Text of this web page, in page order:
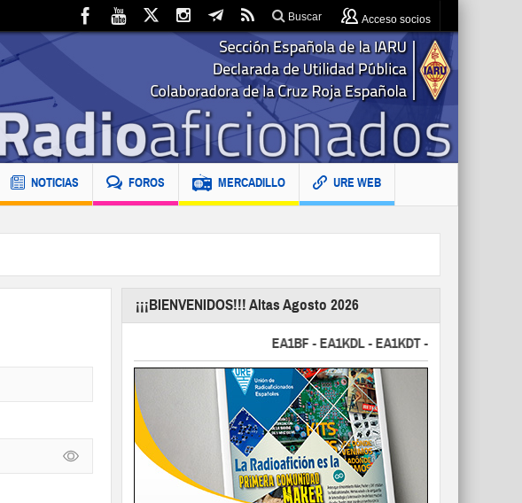
Buscar Acceso socios
NOTICIAS FOROS MERCADILLO URE WEB
¡¡¡BIENVENIDOS!!! Altas Agosto 2026
EA1BF - EA1KDL - EA1KDT - EA2FBJ - EA2FJU -